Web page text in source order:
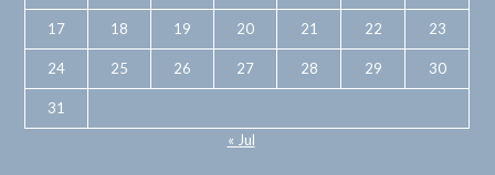
17 18 19 20 21 22 23
24 25 26 27 28 29 30
31
« Jul